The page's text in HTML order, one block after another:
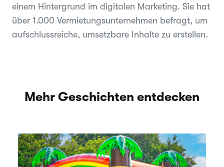
einem Hintergrund im digitalen Marketing. Sie hat
über 1.000 Vermietungsunternehmen befragt, um
aufschlussreiche, umsetzbare Inhalte zu erstellen.
Mehr Geschichten entdecken